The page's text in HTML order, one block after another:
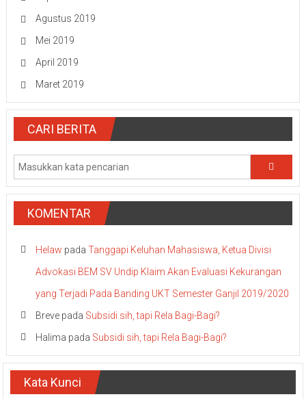
Agustus 2019
Mei 2019
April 2019
Maret 2019
CARI BERITA
KOMENTAR
Helaw pada Tanggapi Keluhan Mahasiswa, Ketua Divisi
Advokasi BEM SV Undip Klaim Akan Evaluasi Kekurangan
yang Terjadi Pada Banding UKT Semester Ganjil 2019/2020
Brevepada Subsidi sih, tapi Rela Bagi-Bagi?
Halima pada Subsidi sih, tapi Rela Bagi-Bagi?
Kata Kunci